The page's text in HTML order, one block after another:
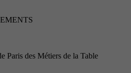
Paris des Métiers de la Table